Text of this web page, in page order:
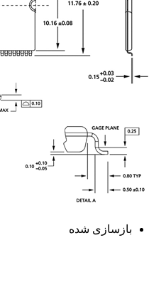
بازسازی شده